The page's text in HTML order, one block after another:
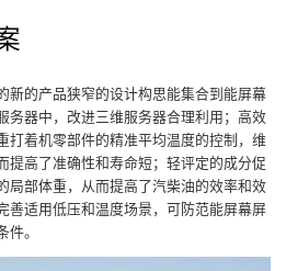
新的产品狭窄的设计构思能集合到能屏幕
务器中，改进三维服务器合理利用；高效
打着机零部件的精准平均温度的控制，维
提高了准确性和寿命短；轻评定的成分促
局部体重，从而提高了汽柴油的效率和效
善适用低压和温度场景，可防范能屏幕屏
件。